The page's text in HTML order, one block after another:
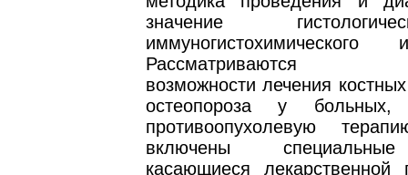
значение
иммуногистохимического
Рассматриваются
возможности лечения
остеопороза у больных,
противоопухолевую
включены
касающиеся лекарственной